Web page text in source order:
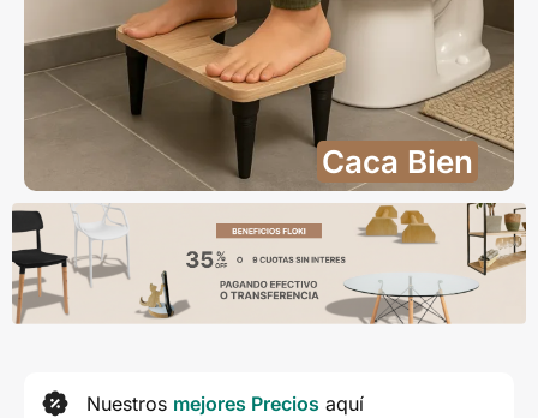
Caca Bien
Nuestros mejores Precios aquí